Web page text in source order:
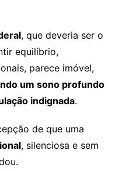
, que deveria ser o
equilíbrio,
parece imóvel,
um sono profundo
indignada.
de que uma
, silenciosa e sem